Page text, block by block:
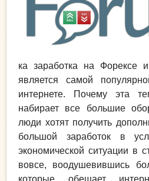
ка заработка на Форексе
является самой
интернете. Почему эта
набирает все большие
люди хотят получить
большой заработок в
экономической ситуации в
вовсе, воодушевившись
которые обещает